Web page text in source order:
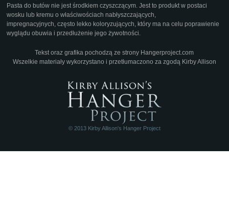
Pasta do butównie jest środkiem czyszczącym. Jest to produkt w postaci
wosku lub kremu o właściwościach nabłyszczających,
impregnacyjnych, często lekko koloryzujących, który ma na celu poprawienie
wyglądu obuwia i przedłużenie jego żywotności.
Tekst oraz grafika pochodzą ze strony Hangerproject.com
Wszelkie materiały wykorzystano i przetłumaczono za zgodą Kirby Allison
© 2013 Kirby Allison's Hanger Project